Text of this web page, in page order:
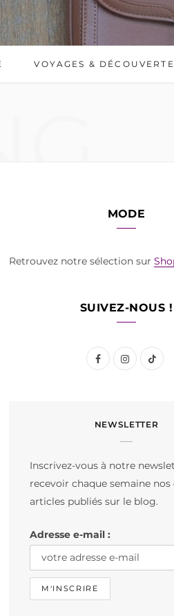
VOYAGES &
MODE
Retrouvez notre sélection sur
SUIVEZ-NOUS !
F
e
o
I
t
r
m
T
T
NEWSLETTER
Inscrivez-vous à notre
recevoir chaque semaine nos
articles publiés sur le blog.
Adresse e-mail :